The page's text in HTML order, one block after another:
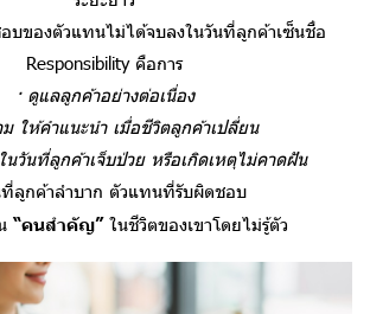
บของตัวแทนไม่ได้จบลงในวันที่ลูกค้าเซ็นชื่อ
Responsibility คือการ
· ดูแลลูกค้าอย่างต่อเนื่อง
ม ให้คำแนะนำ เมื่อชีวิตลูกค้าเปลี่ยน
นวันที่ลูกค้าเจ็บป่วย หรือเกิดเหตุไม่คาดฝัน
ลูกค้าลำบาก ตัวแทนที่รับผิดชอบ
“คนสำคัญ”ในชีวิตของเขาโดยไม่รู้ตัว